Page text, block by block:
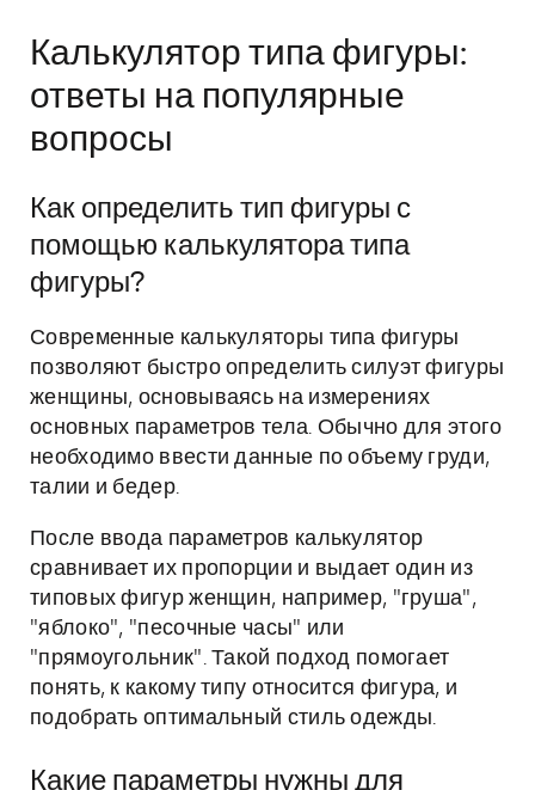
Калькулятор типа фигуры:
ответы на популярные
вопросы
Как определить тип фигуры с
помощью калькулятора типа
фигуры?
Современные калькуляторы типа фигуры
позволяют быстро определить силуэт фигуры
женщины, основываясь на измерениях
основных параметров тела. Обычно для этого
необходимо ввести данные по объему груди,
талии и бедер.
После ввода параметров калькулятор
сравнивает их пропорции и выдает один из
типовых фигур женщин, например, "груша",
"яблоко", "песочные часы" или
"прямоугольник". Такой подход помогает
понять, к какому типу относится фигура, и
подобрать оптимальный стиль одежды.
Какие параметры нужны для